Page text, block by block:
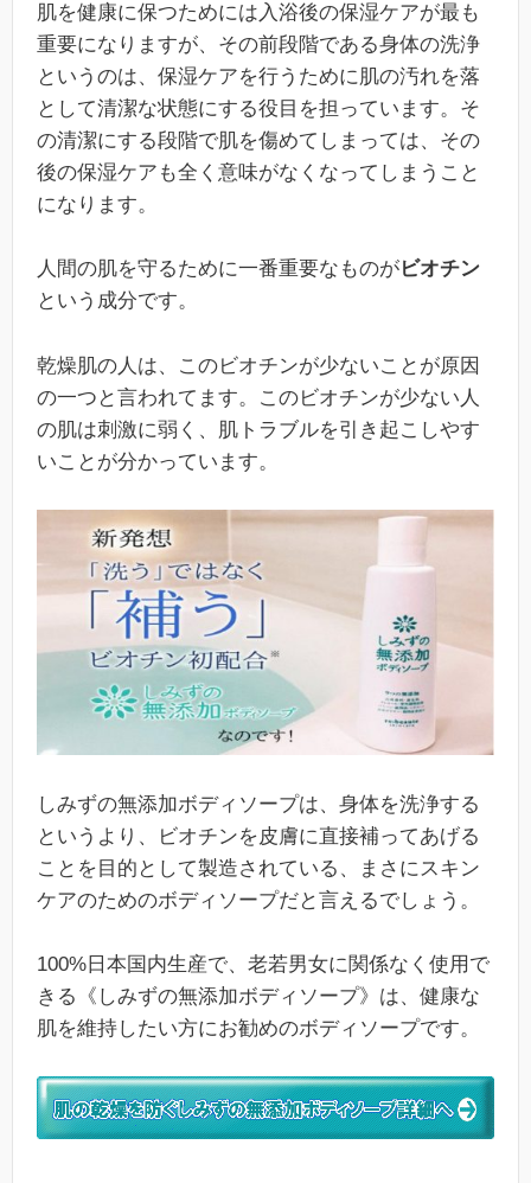
肌を健康に保つためには入浴後の保湿ケアが最も
重要になりますが、その前段階である身体の洗浄
というのは、保湿ケアを行うために肌の汚れを落
として清潔な状態にする役目を担っています。そ
の清潔にする段階で肌を傷めてしまっては、その
後の保湿ケアも全く意味がなくなってしまうこと
になります。
人間の肌を守るために一番重要なものがビオチン
という成分です。
乾燥肌の人は、このビオチンが少ないことが原因
の一つと言われてます。このビオチンが少ない人
の肌は刺激に弱く、肌トラブルを引き起こしやす
いことが分かっています。
しみずの無添加ボディソープは、身体を洗浄する
というより、ビオチンを皮膚に直接補ってあげる
ことを目的として製造されている、まさにスキン
ケアのためのボディソープだと言えるでしょう。
100%日本国内生産で、老若男女に関係なく使用で
きる《しみずの無添加ボディソープ》は、健康な
肌を維持したい方にお勧めのボディソープです。